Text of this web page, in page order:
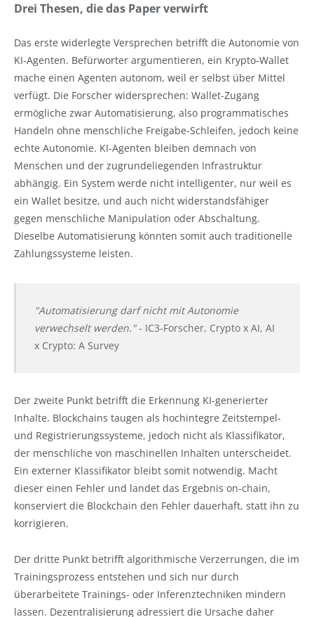
Drei Thesen, die das Paper verwirft
Das erste widerlegte Versprechen betrifft die Autonomie von
KI-Agenten. Befürworter argumentieren, ein Krypto-Wallet
mache einen Agenten autonom, weil er selbst über Mittel
verfügt. Die Forscher widersprechen: Wallet-Zugang
ermögliche zwar Automatisierung, also programmatisches
Handeln ohne menschliche Freigabe-Schleifen, jedoch keine
echte Autonomie. KI-Agenten bleiben demnach von
Menschen und der zugrundeliegenden Infrastruktur
abhängig. Ein System werde nicht intelligenter, nur weil es
ein Wallet besitze, und auch nicht widerstandsfähiger
gegen menschliche Manipulation oder Abschaltung.
Dieselbe Automatisierung könnten somit auch traditionelle
Zahlungssysteme leisten.
"Automatisierung darf nicht mit Autonomie
verwechselt werden."- IC3-Forscher, Crypto x AI, AI
x Crypto: A Survey
Der zweite Punkt betrifft die Erkennung KI-generierter
Inhalte. Blockchains taugen als hochintegre Zeitstempel-
und Registrierungssysteme, jedoch nicht als Klassifikator,
der menschliche von maschinellen Inhalten unterscheidet.
Ein externer Klassifikator bleibt somit notwendig. Macht
dieser einen Fehler und landet das Ergebnis on-chain,
konserviert die Blockchain den Fehler dauerhaft, statt ihn zu
korrigieren.
Der dritte Punkt betrifft algorithmische Verzerrungen, die im
Trainingsprozess entstehen und sich nur durch
überarbeitete Trainings- oder Inferenztechniken mindern
lassen. Dezentralisierung adressiert die Ursache daher